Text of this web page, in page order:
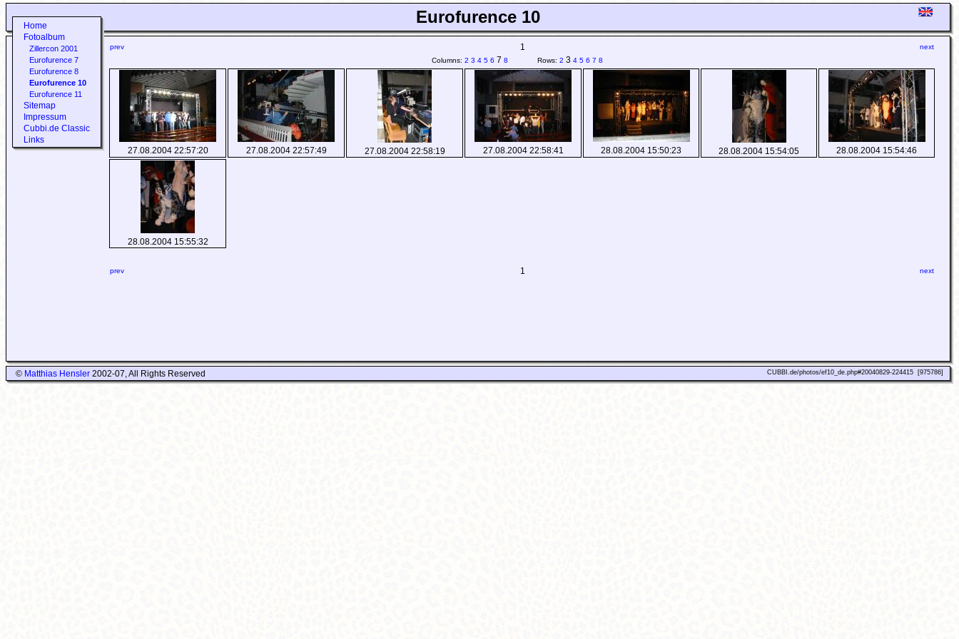
Eurofurence 10
Home
Fotoalbum
Zillercon 2001
Eurofurence 7
Eurofurence 8
Eurofurence 10
Eurofurence 11
Sitemap
Impressum
Cubbi.de Classic
Links
prev 1
next
Columns:2 3 4 5 6 7 8 Rows:2 3 4 5 6 7 8
27.08.2004 22:57:20 27.08.2004 22:57:49 27.08.2004 22:58:19 27.08.2004 22:58:41 28.08.2004 15:50:23 28.08.2004 15:54:05 28.08.2004 15:54:46
28.08.2004 15:55:32
prev 1 next
CUBBI.de/photos/ef10_de.php#20040829-224415 [975786]
© Matthias Hensler2002-07, All Rights Reserved